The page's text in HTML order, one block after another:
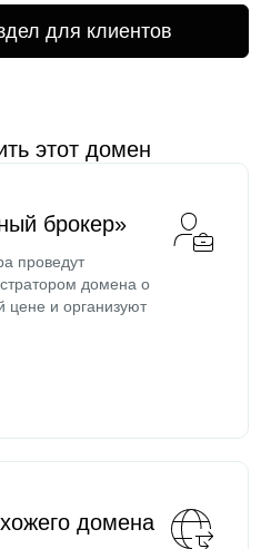
для клиентов
этот домен
брокер»
проведут
домена о
цене и организуют
домена